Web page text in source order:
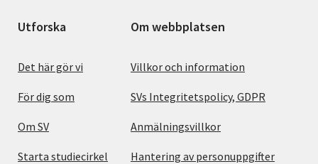
Utforska
Det här gör vi
För dig som
Om SV
Starta studiecirkel
Om webbplatsen
Villkor och information
SVs Integritetspolicy, GDPR
Anmälningsvillkor
Hantering av personuppgifter